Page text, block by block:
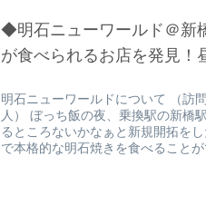
◆明石ニューワールド＠新
が食べられるお店を発見！
明石ニューワールドについて （
人） ぼっち飯の夜、乗換駅の新橋
るところないかなぁと新規開拓を
で本格的な明石焼きを食べることが